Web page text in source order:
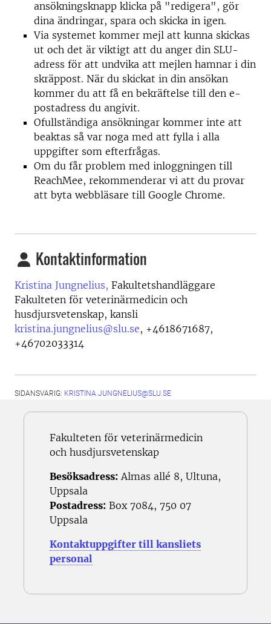
ansökningsknapp klicka på "redigera", gör
dina ändringar, spara och skicka in igen.
Via systemet kommer mejl att kunna skickas
ut och det är viktigt att du anger din SLU-
adress för att undvika att mejlen hamnar i din
skräppost. När du skickat in din ansökan
kommer du att få en bekräftelse till den e-
postadress du angivit.
Ofullständiga ansökningar kommer inte att
beaktas så var noga med att fylla i alla
uppgifter som efterfrågas.
Om du får problem med inloggningen till
ReachMee, rekommenderar vi att du provar
att byta webbläsare till Google Chrome.
Kontaktinformation
Kristina Jungnelius, Fakultetshandläggare
Fakulteten för veterinärmedicin och
husdjursvetenskap, kansli
kristina.jungnelius@slu.se, +4618671687,
+46702033314
SIDANSVARIG: KRISTINA.JUNGNELIUS@SLU.SE
Fakulteten för veterinärmedicin
och husdjursvetenskap
Besöksadress: Almas allé 8, Ultuna,
Uppsala
Postadress: Box 7084, 750 07
Uppsala
Kontaktuppgifter till kansliets
personal